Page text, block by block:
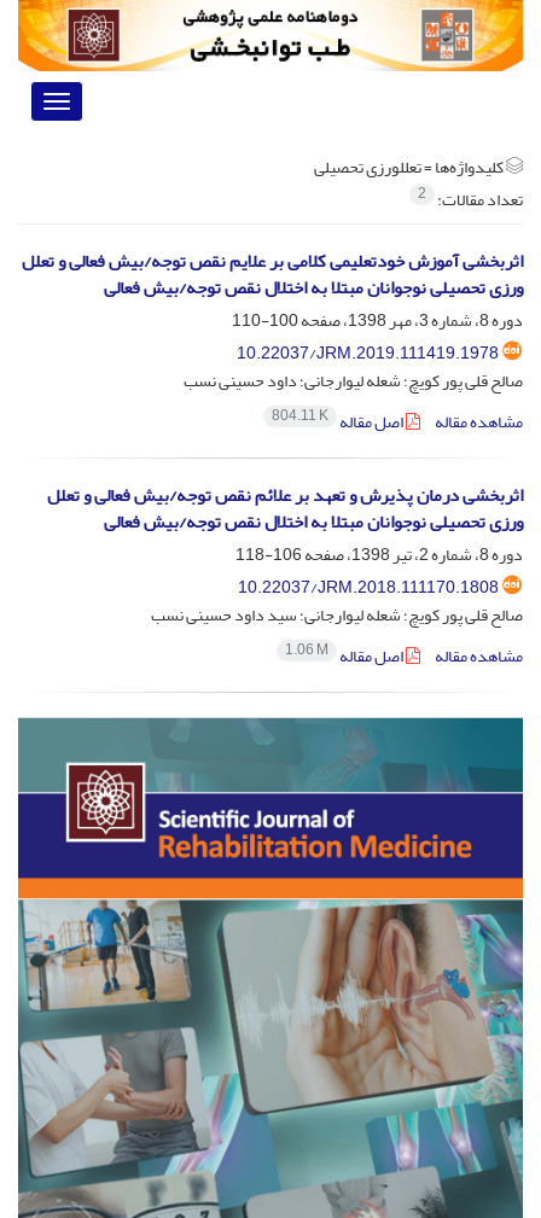
Toggle
کلیدواژه‌ها =تعلل­ورزی تحصیلی
تعداد مقالات: 2
اثربخشی آموزش خودتعلیمی کلامی بر علایم نقص توجه/بیش فعالی و تعلل
ورزی تحصیلی نوجوانان مبتلا به اختلال نقص توجه/بیش فعالی
دوره 8، شماره 3، مهر 1398، صفحه
100-110
10.22037/JRM.2019.111419.1978
صالح قلی پور کویچ؛ شعله لیوارجانی؛ داود حسینی نسب
مشاهده مقاله
اصل مقاله 804.11 K
اثربخشی درمان پذیرش و تعهد بر علائم نقص توجه/بیش فعالی و تعلل
ورزی تحصیلی نوجوانان مبتلا به اختلال نقص توجه/بیش فعالی
دوره 8، شماره 2، تیر 1398، صفحه
106-118
10.22037/JRM.2018.111170.1808
صالح قلی پور کویچ؛ شعله لیوارجانی؛ سید داود حسینی نسب
مشاهده مقاله
اصل مقاله 1.06 M